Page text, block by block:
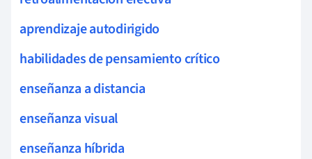
aprendizaje autodirigido
habilidades de pensamiento crítico
enseñanza a distancia
enseñanza visual
enseñanza híbrida